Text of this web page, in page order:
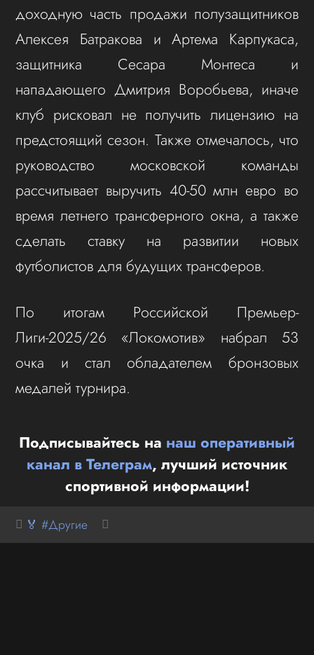
доходную часть продажи полузащитников
Алексея Батракова и Артема Карпукаса,
защитника Сесара Монтеса и
нападающего Дмитрия Воробьева, иначе
клуб рисковал не получить лицензию на
предстоящий сезон. Также отмечалось, что
руководство московской команды
рассчитывает выручить 40-50 млн евро во
время летнего трансферного окна, а также
сделать ставку на развитии новых
футболистов для будущих трансферов.
По итогам Российской Премьер-
Лиги-2025/26 «Локомотив» набрал 53
очка и стал обладателем бронзовых
медалей турнира.
Подписывайтесь на наш оперативный
канал в Телеграм, лучший источник
спортивной информации!
🏅 #Другие